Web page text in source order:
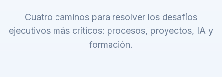
Cuatro caminos para resolver los desafíos
ejecutivos más críticos: procesos, proyectos, IA y
formación.